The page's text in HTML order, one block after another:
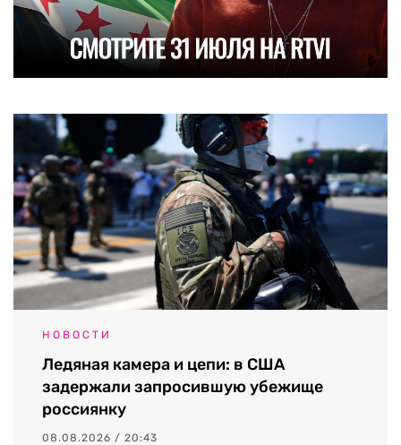
НОВОСТИ
Ледяная камера и цепи: в США
задержали запросившую убежище
россиянку
08.08.2026 / 20:43